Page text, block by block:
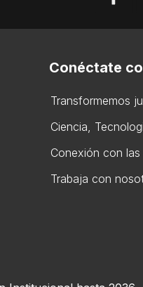
Conéctate
Transformemos
Ciencia,
Conexión con
Trabaja con